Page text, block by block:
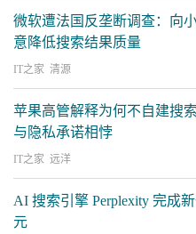
微软遭法国反垄断调查：向
意降低搜索结果质量
IT之家 清源
苹果高管解释为何不自建搜
与隐私承诺相悖
IT之家 远洋
AI 搜索引擎 Perplexity 完成
元